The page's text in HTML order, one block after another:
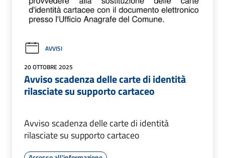
AVVISI
20 OTTOBRE 2025
Avviso scadenza delle carte di identità
rilasciate su supporto cartaceo
Avviso scadenza delle carte di identità
rilasciate su supporto cartaceo